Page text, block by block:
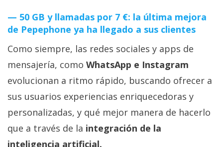
Sistemas
operativos
Profesional
+
temas
50 GB y llamadas por 7 €: la última mejora
de Pepephone ya ha llegado a sus clientes
Como siempre, las redes sociales y apps de
mensajería, como WhatsApp e Instagram
evolucionan a ritmo rápido, buscando ofrecer a
sus usuarios experiencias enriquecedoras y
personalizadas, y qué mejor manera de hacerlo
que a través de la integración de la
inteligencia artificial.